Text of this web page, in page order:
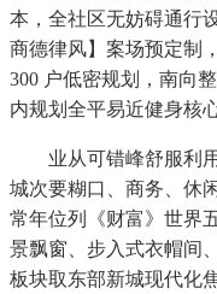
本，全社区无妨碍通行
商德律风】案场预定制
300 户低密规划，南向
内规划全平易近健身核
业从可错峰舒服利用
城次要糊口、商务、休
常年位列《财富》世界
景飘窗、步入式衣帽间
板块取东部新城现代化